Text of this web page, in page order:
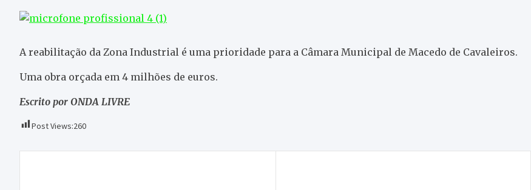
A reabilitação da Zona Industrial é uma prioridade para a Câmara Municipal de Macedo de Cavaleiros.
Uma obra orçada em 4 milhões de euros.
Escrito por ONDA LIVRE
Post Views:260